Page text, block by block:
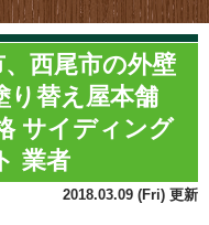
西尾市の外壁
り替え屋本舗
サイディング
業者
2018.03.09 (Fri) 更新